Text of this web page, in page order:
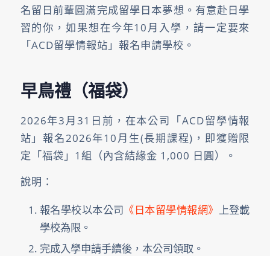
名留日前輩圓滿完成留學日本夢想。有意赴日學
習的你，如果想在今年10月入學，請一定要來
「ACD留學情報站」報名申請學校。
早鳥禮（福袋）
2026年3月31日前，在本公司「ACD留學情報
站」報名2026年10月生(長期課程)，即獲贈限
定「福袋」1組（內含結緣金 1,000 日圓）。
說明：
報名學校以本公司 《日本留學情報網》 上登載
學校為限。
完成入學申請手續後，本公司領取。